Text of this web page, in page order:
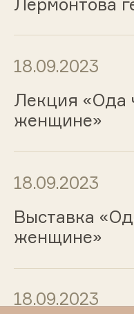
18.09.2023
Лекция «Ода
женщине»
18.09.2023
Выставка
женщине»
18.09.2023